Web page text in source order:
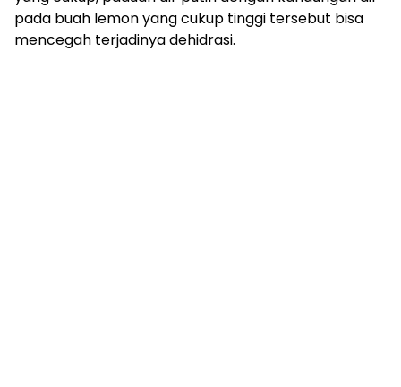
pada buah lemon yang cukup tinggi tersebut bisa
mencegah terjadinya dehidrasi.